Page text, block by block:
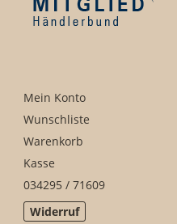
Mein Konto
Wunschliste
Warenkorb
Kasse
034295 / 71609
Widerruf